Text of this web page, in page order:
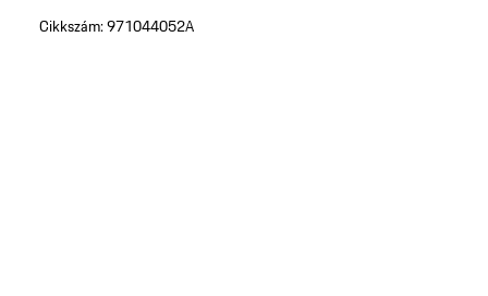
Cikkszám:971044052A